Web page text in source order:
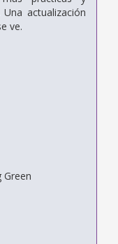
actualización
ve.
Green